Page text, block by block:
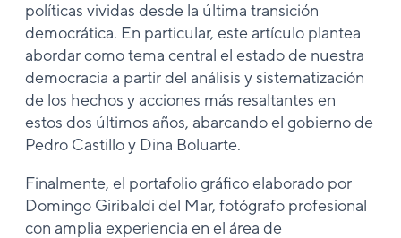
políticas vividas desde la última transición
democrática. En particular, este artículo plantea
abordar como tema central el estado de nuestra
democracia a partir del análisis y sistematización
de los hechos y acciones más resaltantes en
estos dos últimos años, abarcando el gobierno de
Pedro Castillo y Dina Boluarte.
Finalmente, el portafolio gráfico elaborado por
Domingo Giribaldi del Mar, fotógrafo profesional
con amplia experiencia en el área de